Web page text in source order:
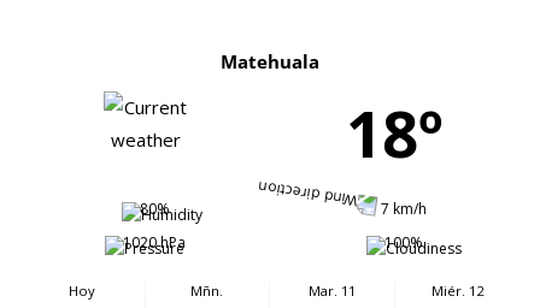
Matehuala
18º
80%
7 km/h
1020 hPa
100%
Hoy
Mñn.
Mar. 11
Miér. 12